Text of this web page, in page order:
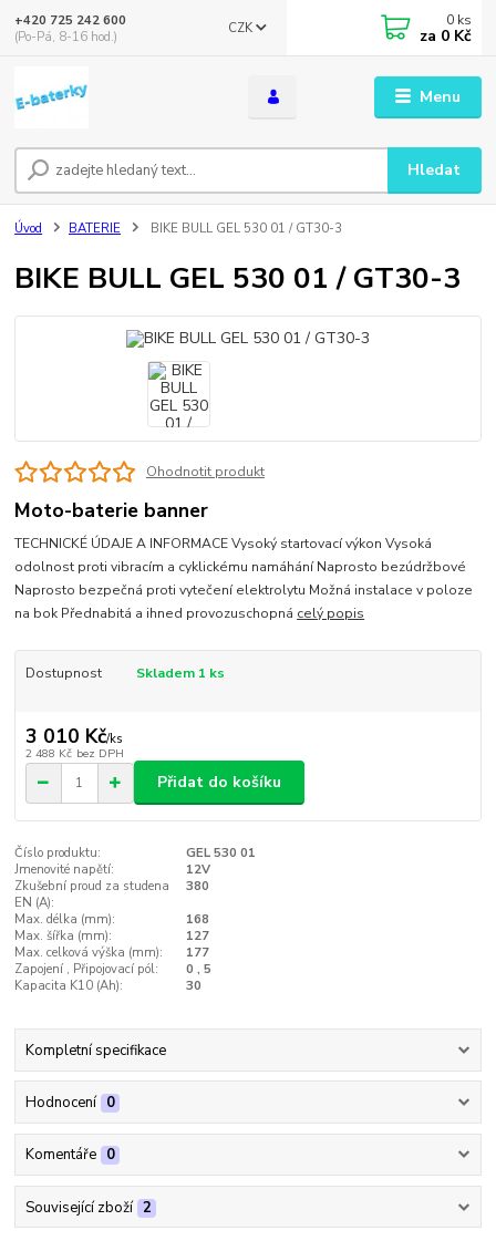
Menu
CZK
Hledat
+420 725 242 600
(Po-Pá, 8-16 hod.)
0 ks
za 0 Kč
Úvod BATERIE BIKE BULL GEL 530 01 / GT30-3
BIKE BULL GEL 530 01 / GT30-3
Ohodnotit produkt
Moto-baterie banner
TECHNICKÉ ÚDAJE A INFORMACE Vysoký startovací výkon Vysoká
odolnost proti vibracím a cyklickému namáhání Naprosto bezúdržbové
Naprosto bezpečná proti vytečení elektrolytu Možná instalace v poloze
na bok Přednabitá a ihned provozuschopná celý popis
Dostupnost Skladem 1 ks
3 010 Kč/ks
2 488 Kč bez DPH
Přidat do košíku
Číslo produktu:
GEL 530 01
Jmenovité napětí:
12V
Zkušební proud za studena
EN (A):
380
Max. délka (mm):
168
Max. šířka (mm):
127
Max. celková výška (mm):
177
Zapojení , Připojovací pól:
0 , 5
Kapacita K10 (Ah):
30
Kompletní specifikace
Hodnocení 0
Komentáře 0
Související zboží 2